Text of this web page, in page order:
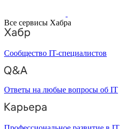
Все сервисы Хабра
Сообщество IT-специалистов
Ответы на любые вопросы об IT